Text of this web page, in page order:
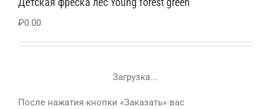
₽0.00
Загрузка...
После нажатия кнопки «Заказать» вас